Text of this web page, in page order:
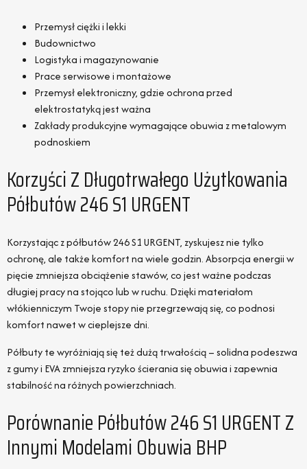
Przemysł ciężki i lekki
Budownictwo
Logistyka i magazynowanie
Prace serwisowe i montażowe
Przemysł elektroniczny, gdzie ochrona przed
elektrostatyką jest ważna
Zakłady produkcyjne wymagające obuwia z metalowym
podnoskiem
Korzyści Z Długotrwałego Użytkowania
Półbutów 246 S1 URGENT
Korzystając z półbutów 246 S1 URGENT, zyskujesz nie tylko
ochronę, ale także komfort na wiele godzin. Absorpcja energii w
pięcie zmniejsza obciążenie stawów, co jest ważne podczas
długiej pracy na stojąco lub w ruchu. Dzięki materiałom
włókienniczym Twoje stopy nie przegrzewają się, co podnosi
komfort nawet w cieplejsze dni.
Półbuty te wyróżniają się też dużą trwałością – solidna podeszwa
z gumy i EVA zmniejsza ryzyko ścierania się obuwia i zapewnia
stabilność na różnych powierzchniach.
Porównanie Półbutów 246 S1 URGENT Z
Innymi Modelami Obuwia BHP